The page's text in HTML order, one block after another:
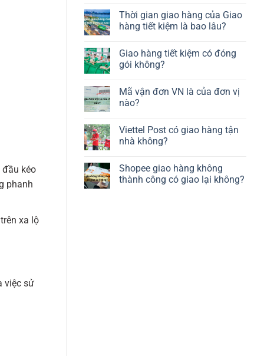
đầu kéo
phanh
xa lộ
việc sử
Thời gian giao hàng của Giao
hàng tiết kiệm là bao lâu?
Giao hàng tiết kiệm có đóng
gói không?
Mã vận đơn VN là của đơn vị
nào?
Viettel Post có giao hàng tận
nhà không?
Shopee giao hàng không
thành công có giao lại không?